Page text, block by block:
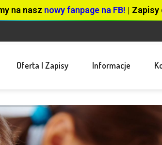
na nasz nowy fanpage na FB! | Zapisy
Oferta I Zapisy Informacje